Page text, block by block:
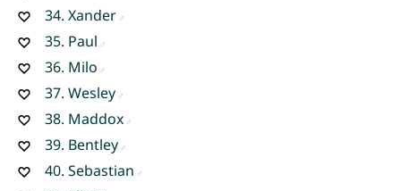
34. Xander
35. Paul
36. Milo
37. Wesley
38. Maddox
39. Bentley
40. Sebastian